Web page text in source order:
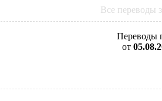
Все переводы
Переводы
от